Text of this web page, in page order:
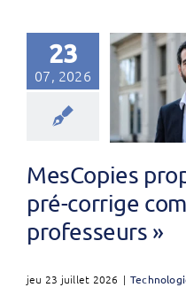
23
07, 2026
MesCopies
pré-corrige
professeurs »
jeu 23 juillet 2026 |